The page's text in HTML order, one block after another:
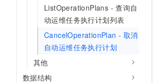
ListOperationPlans - 查询自
动运维任务执行计划列表
CancelOperationPlan - 取消
自动运维任务执行计划
其他
数据结构